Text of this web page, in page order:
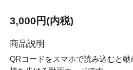
3,000円(内税)
商品説明
QRコードをスマホで読み込むと動